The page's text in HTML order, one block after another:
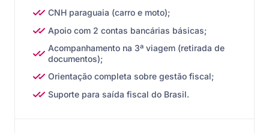
CNH paraguaia (carro e moto);
Apoio com 2 contas bancárias básicas;
Acompanhamento na 3ª viagem (retirada de
documentos);
Orientação completa sobre gestão fiscal;
Suporte para saída fiscal do Brasil.